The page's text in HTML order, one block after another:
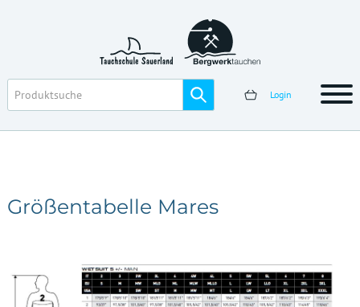
Login
Größentabelle Mares